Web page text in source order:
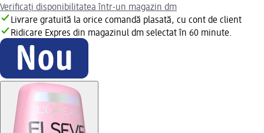
Verificați disponibilitatea într-un magazin dm
Livrare gratuită la orice comandă plasată, cu cont de client
Ridicare Expres din magazinul dm selectat în 60 minute.